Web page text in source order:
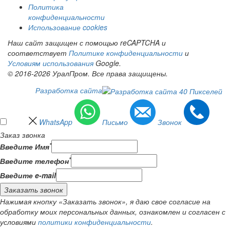
Политика
конфиденциальности
Использование cookies
Наш сайт защищен с помощью reCAPTCHA и
соответствует Политике конфиденциальности и
Условиям использования Google.
© 2016-2026 УралПром. Все права защищены.
Разработка сайта
WhatsApp Письмо
Звонок
Заказ звонка
Введите Имя*
Введите телефон*
Введите e-mail
Заказать звонок
Нажимая кнопку «Заказать звонок», я даю свое согласие на
обработку моих персональных данных, ознакомлен и согласен с
условиями политики конфиденциальности.